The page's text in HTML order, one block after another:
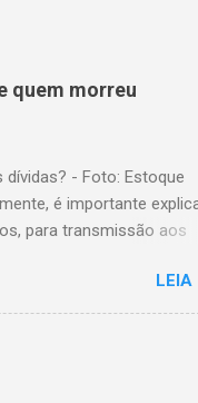
quem morreu
- Foto: Estoque
é importante
para transmissão aos
ou seja,
Por isso, tem
débito. A
em lei, para a
LEIA